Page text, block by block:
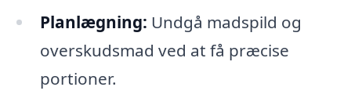
Planlægning: Undgå madspild og
overskudsmad ved at få præcise
portioner.